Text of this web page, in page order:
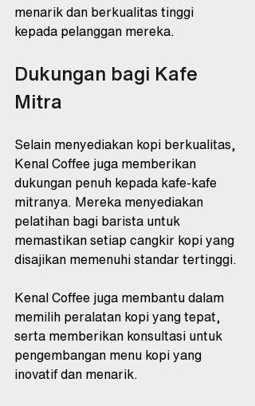
menarik dan berkualitas tinggi
kepada pelanggan mereka.
Dukungan bagi Kafe
Mitra
Selain menyediakan kopi berkualitas,
Kenal Coffee juga memberikan
dukungan penuh kepada kafe-kafe
mitranya. Mereka menyediakan
pelatihan bagi barista untuk
memastikan setiap cangkir kopi yang
disajikan memenuhi standar tertinggi.
Kenal Coffee juga membantu dalam
memilih peralatan kopi yang tepat,
serta memberikan konsultasi untuk
pengembangan menu kopi yang
inovatif dan menarik.